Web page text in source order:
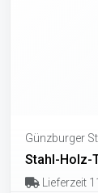
Günzburger
Stahl-Holz-
Lieferzeit